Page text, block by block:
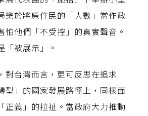
樂於將原住民的「人數」當作政
怕他們「不受控」的真實聲音。
「被展示」。
對台灣而言，更可反思在追求
型」的國家發展路徑上，同樣面
正義」的拉扯。當政府大力推動